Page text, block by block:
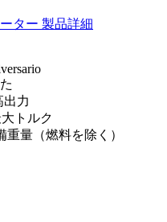
ター 製品詳細
出力
トルク
重量（燃料を除く）